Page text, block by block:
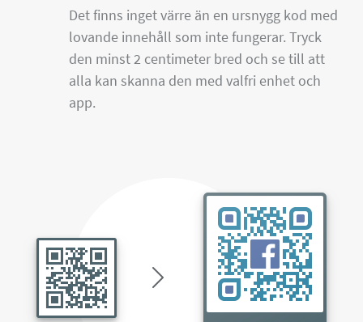
Det finns inget värre än en ursnygg kod med
lovande innehåll som inte fungerar. Tryck
den minst 2 centimeter bred och se till att
alla kan skanna den med valfri enhet och
app.